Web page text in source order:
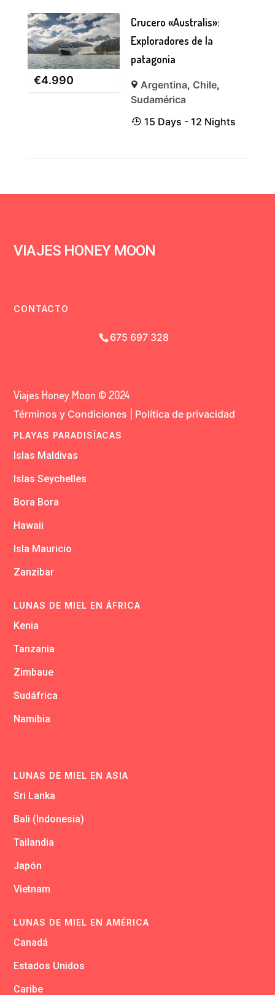
€4.990
Crucero «Australis»:
Exploradores de la
patagonia
Argentina, Chile,
Sudamérica
15 Days - 12 Nights
VIAJES HONEY MOON
CONTACTO
675 697 328
Viajes Honey Moon © 2024
Términos y Condiciones Política de privacidad
PLAYAS PARADISÍACAS
Islas Maldivas
Islas Seychelles
Bora Bora
Hawaii
Isla Mauricio
Zanzibar
LUNAS DE MIEL EN ÁFRICA
Kenia
Tanzania
Zimbaue
Sudáfrica
Namibia
LUNAS DE MIEL EN ASIA
Sri Lanka
Bali (Indonesia)
Tailandia
Japón
Vietnam
LUNAS DE MIEL EN AMÉRICA
Canadá
Estados Unidos
Caribe